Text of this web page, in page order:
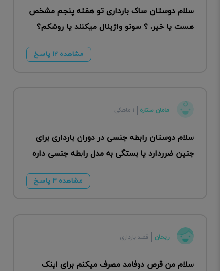
سلام دوستان ساک بارداری تو هفته پنجم مشخص
هست یا خیر. ؟ سونو واژینال میکنند یا روشکم؟
مشاهده ۱۲ پاسخ
مامان ستاره ۱ ماهگی
سلام دوستان رابطه جنسی در دوران بارداری برای
جنین ضرردارد یا بستگی به مدل رابطه جنسی داره
مشاهده ۳ پاسخ
ریحان قصد بارداری
سلام من قرص دوفامد مصرف میکنم برای اینک